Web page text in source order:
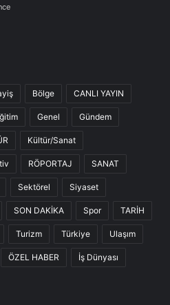
Bölge CANLI YAYIN
Genel Gündem
Kültür/Sanat
RÖPORTAJ SANAT
Sektörel Siyaset
SON DAKİKA Spor TARİH
Turizm Türkiye Ulaşım
ÖZEL HABER İş Dünyası